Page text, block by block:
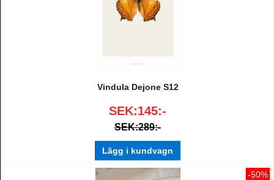
Vindula Dejone S12
SEK:145:-
SEK:289:-
Lägg i kundvagn
-50%